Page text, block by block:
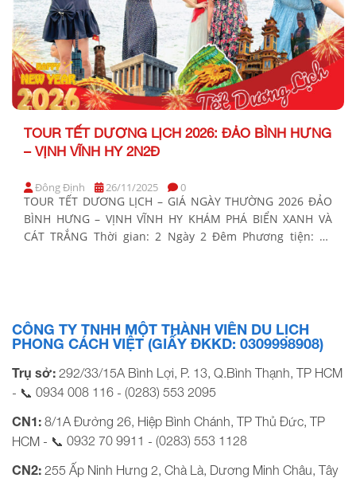
TOUR TẾT DƯƠNG LỊCH 2026: ĐẢO BÌNH HƯNG
– VỊNH VĨNH HY 2N2Đ
Đông Định 26/11/2025 0
TOUR TẾT DƯƠNG LỊCH – GIÁ NGÀY THƯỜNG 2026 ĐẢO
BÌNH HƯNG – VỊNH VĨNH HY KHÁM PHÁ BIỂN XANH VÀ
CÁT TRẮNG Thời gian: 2 Ngày 2 Đêm Phương tiện: Xe
CÔNG TY TNHH MỘT THÀNH VIÊN DU LỊCH
PHONG CÁCH VIỆT (GIẤY ĐKKD: 0309998908)
Trụ sở: 292/33/15A Bình Lợi, P. 13, Q.Bình Thạnh, TP HCM
- 📞 0934 008 116 - (0283) 553 2095
CN1: 8/1A Đường 26, Hiệp Bình Chánh, TP Thủ Đức, TP
HCM - 📞 0932 70 9911 - (0283) 553 1128
CN2: 255 Ấp Ninh Hưng 2, Chà Là, Dương Minh Châu, Tây